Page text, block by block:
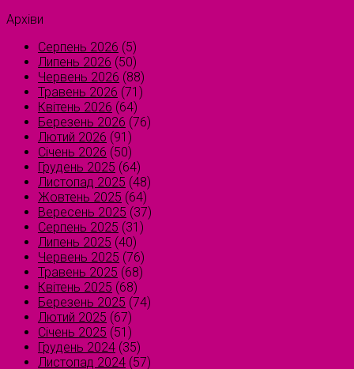
Архіви
Серпень 2026 (5)
Липень 2026 (50)
Червень 2026 (88)
Травень 2026 (71)
Квітень 2026 (64)
Березень 2026 (76)
Лютий 2026 (91)
Січень 2026 (50)
Грудень 2025 (64)
Листопад 2025 (48)
Жовтень 2025 (64)
Вересень 2025 (37)
Серпень 2025 (31)
Липень 2025 (40)
Червень 2025 (76)
Травень 2025 (68)
Квітень 2025 (68)
Березень 2025 (74)
Лютий 2025 (67)
Січень 2025 (51)
Грудень 2024 (35)
Листопад 2024 (57)